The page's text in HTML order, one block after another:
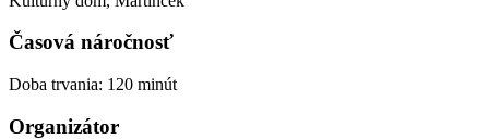
Časová náročnosť
Doba trvania: 120 minút
Organizátor